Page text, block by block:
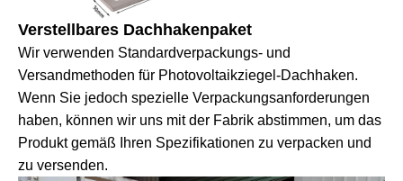
Verstellbares Dachhakenpaket
Wir verwenden Standardverpackungs- und
Versandmethoden für Photovoltaikziegel-Dachhaken.
Wenn Sie jedoch spezielle Verpackungsanforderungen
haben, können wir uns mit der Fabrik abstimmen, um das
Produkt gemäß Ihren Spezifikationen zu verpacken und
zu versenden.